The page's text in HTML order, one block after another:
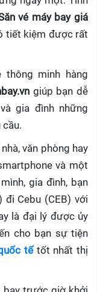
vé máy bay giá
tiết kiệm được rất
minh hàng
giúp bạn dễ
gia đình những
cầu.
văn phòng hay
và một
gia đình, bạn
đi Cebu (CEB) với
là đại lý được ủy
cho bạn sự tiện
tế tốt nhất thị